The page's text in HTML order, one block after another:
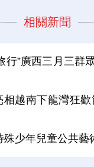
相關新聞
行”廣西三月三群
相越南下龍灣狂
殊少年兒童公共藝